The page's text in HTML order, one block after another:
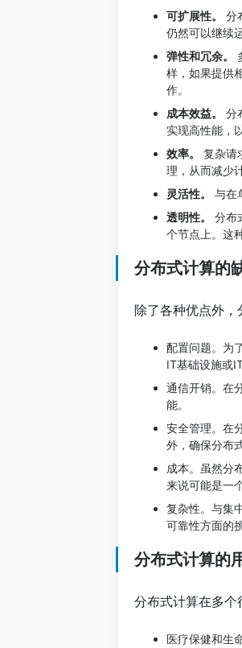
可扩展性。
分
仍然可以继续
弹性和冗余。
样，如果提供
作。
成本效益。
分
实现高性能，
效率。
复杂请
理，从而减少
灵活性。
与在
透明性。
分布
个节点上。这
分布式计算的
除了各种优点外，
配置问题。为
IT基础设施或
通信开销。在
能。
安全管理。在
外，确保分布
成本。虽然分
来说可能是一
复杂性。与集
可靠性方面的
分布式计算的
分布式计算在多个
医疗保健和生